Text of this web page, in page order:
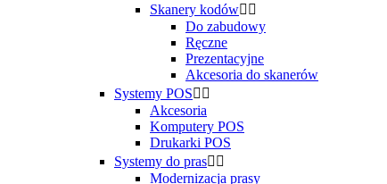
Skanery kodów 
Do zabudowy
Ręczne
Prezentacyjne
Akcesoria do skanerów
Systemy POS 
Akcesoria
Komputery POS
Drukarki POS
Systemy do pras 
Modernizacja prasy